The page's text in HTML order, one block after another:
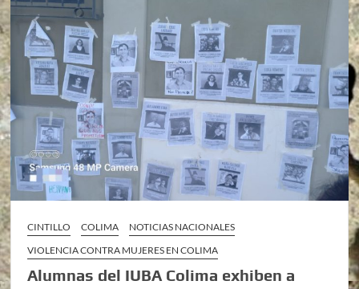
CINTILLO COLIMA
NOTICIAS NACIONALES
VIOLENCIA CONTRA MUJERES EN COLIMA
Alumnas del IUBA Colima exhiben a